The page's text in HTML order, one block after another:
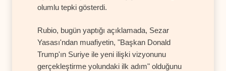
olumlu tepki gösterdi.
Rubio, bugün yaptığı açıklamada, Sezar
Yasası'ndan muafiyetin, "Başkan Donald
Trump'ın Suriye ile yeni ilişki vizyonunu
gerçekleştirme yolundaki ilk adım" olduğunu